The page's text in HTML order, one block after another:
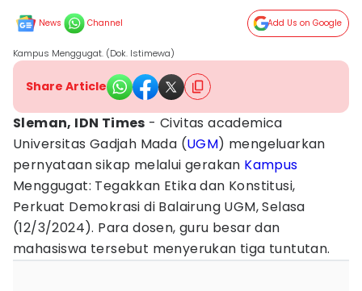
News Channel Add Us on Google
Kampus Menggugat. (Dok. Istimewa)
Share Article
Sleman, IDN Times - Civitas academica
Universitas Gadjah Mada (UGM) mengeluarkan
pernyataan sikap melalui gerakan Kampus
Menggugat: Tegakkan Etika dan Konstitusi,
Perkuat Demokrasi di Balairung UGM, Selasa
(12/3/2024). Para dosen, guru besar dan
mahasiswa tersebut menyerukan tiga tuntutan.